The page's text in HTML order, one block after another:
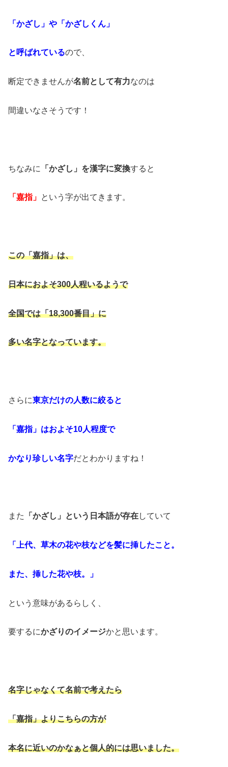
「かざし」や「かざしくん」
と呼ばれているので、
断定できませんが名前として有力なのは
間違いなさそうです！
ちなみに 「かざし」を漢字に変換すると
「嘉指」 という字が出てきます。
この「嘉指」は、
日本におよそ300人程いるようで
全国では「18,300番目」に
多い名字となっています。
さらに東京だけの人数に絞ると
「嘉指」はおよそ10人程度で
かなり珍しい名字だとわかりますね！
また 「かざし」という日本語が存在していて
「上代、草木の花や枝などを髪に挿したこと。
また、挿した花や枝。」
という意味があるらしく、
要するにかざりのイメージかと思います。
名字じゃなくて名前で考えたら
「嘉指」よりこちらの方が
本名に近いのかなぁと個人的には思いました。